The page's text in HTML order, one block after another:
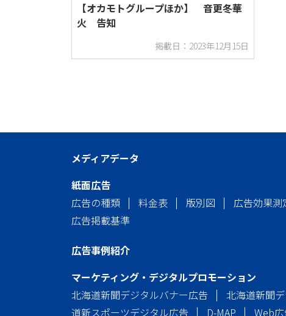
【オカモトグループほか】 音更冬華
火 告知
掲載日：2023年12月15日
メディアデータ
紙面広告
広告の種類
料金表 版別図 広告効果測
広告掲載基準
広告事例紹介
マーケティング・デジタルプロモーション
北海道新聞デジタルバナー広告
北海道新聞
道新スポーツデジタル広告
D-MAP Web